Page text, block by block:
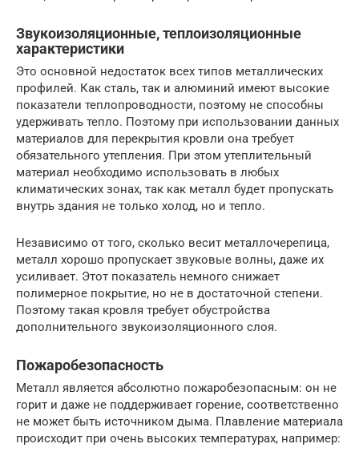
Звукоизоляционные, теплоизоляционные
характеристики
Это основной недостаток всех типов металлических
профилей. Как сталь, так и алюминий имеют высокие
показатели теплопроводности, поэтому не способны
удерживать тепло. Поэтому при использовании данных
материалов для перекрытия кровли она требует
обязательного утепления. При этом утеплительный
материал необходимо использовать в любых
климатических зонах, так как металл будет пропускать
внутрь здания не только холод, но и тепло.
Независимо от того, сколько весит металлочерепица,
металл хорошо пропускает звуковые волны, даже их
усиливает. Этот показатель немного снижает
полимерное покрытие, но не в достаточной степени.
Поэтому такая кровля требует обустройства
дополнительного звукоизоляционного слоя.
Пожаробезопасность
Металл является абсолютно пожаробезопасным: он не
горит и даже не поддерживает горение, соответственно
не может быть источником дыма. Плавление материала
происходит при очень высоких температурах, например: